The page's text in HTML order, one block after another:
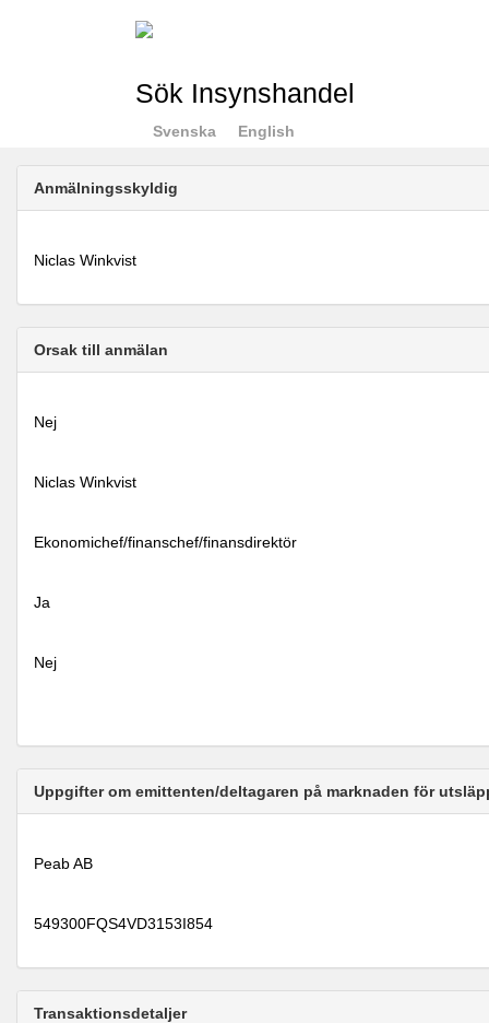
Sök Insynshandel
Svenska English
Anmälningsskyldig
Niclas Winkvist
Orsak till anmälan
Nej
Niclas Winkvist
Ekonomichef/finanschef/finansdirektör
Ja
Nej
Uppgifter om emittenten/deltagaren på marknaden för
Peab AB
549300FQS4VD3153I854
Transaktionsdetaljer